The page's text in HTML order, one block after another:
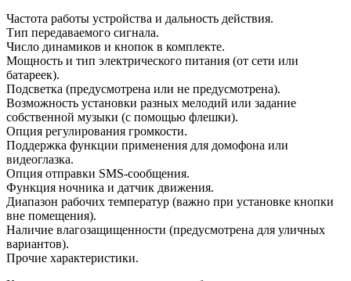
Частота работы устройства и дальность действия.
Тип передаваемого сигнала.
Число динамиков и кнопок в комплекте.
Мощность и тип электрического питания (от сети или
батареек).
Подсветка (предусмотрена или не предусмотрена).
Возможность установки разных мелодий или задание
собственной музыки (с помощью флешки).
Опция регулирования громкости.
Поддержка функции применения для домофона или
видеоглазка.
Опция отправки SMS-сообщения.
Функция ночника и датчик движения.
Диапазон рабочих температур (важно при установке кнопки
вне помещения).
Наличие влагозащищенности (предусмотрена для уличных
вариантов).
Прочие характеристики.